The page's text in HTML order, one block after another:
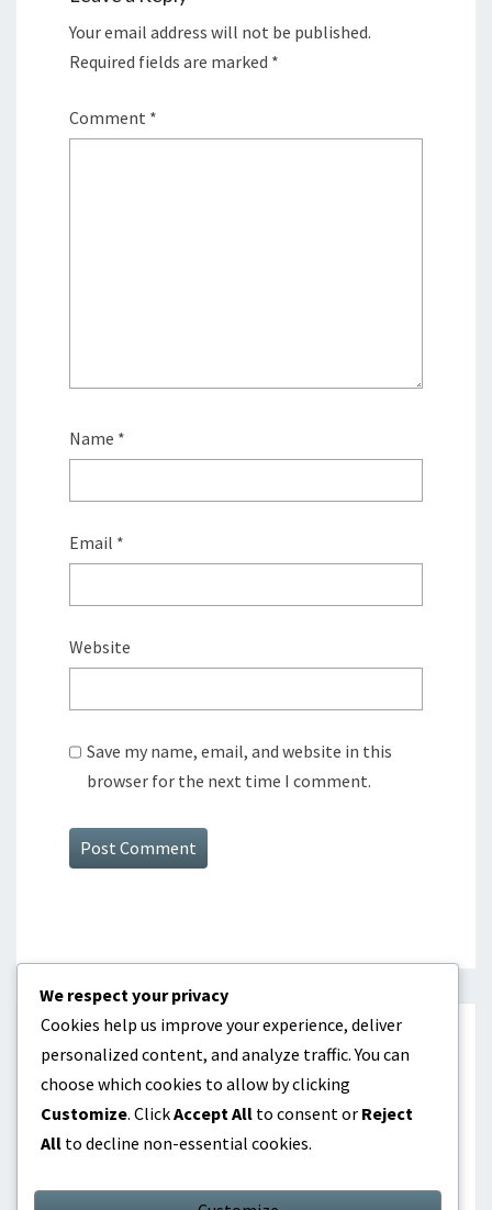
Your email address will not be published.
Required fields are marked *
Comment *
Name *
Email *
Website
Save my name, email, and website in this
browser for the next time I comment.
KATEGORIEN
Internationale Erfolge
We respect your privacy
Cookies help us improve your experience, deliver
personalized content, and analyze traffic. You can
choose which cookies to allow by clicking
Customize. ClickAccept All to consent or Reject
All to decline non-essential cookies.